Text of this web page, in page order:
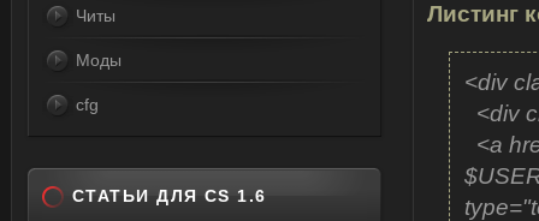
Листинг
<div
<div
<a
Читы
Моды
cfg
СТАТЬИ ДЛЯ CS 1.6